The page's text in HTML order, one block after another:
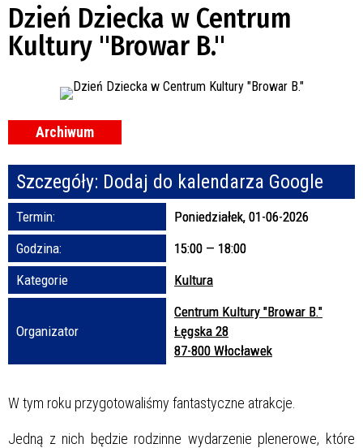
Kategoria
—
Organizator
Promowane
Dzień Dziecka w Centrum
Kultury "Browar B."
Archiwum
Szczegóły: Dodaj do kalendarza Google
Termin:
Poniedziałek, 01-06-2026
Godzina:
15:00 — 18:00
Kategorie
Kultura
Organizator
Centrum Kultury "Browar B."
Łęgska 28
87-800 Włocławek
W tym roku przygotowaliśmy fantastyczne atrakcje.
Jedną z nich będzie rodzinne wydarzenie plenerowe, które